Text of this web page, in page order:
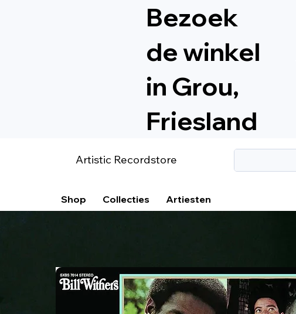
Bezoek
de winkel
in Grou,
Friesland
Artistic Recordstore
Shop Collecties Artiesten